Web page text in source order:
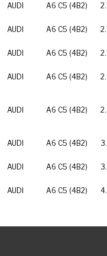
AUDI A6 C5 (4B2)
AUDI A6 C5 (4B2)
AUDI A6 C5 (4B2)
AUDI A6 C5 (4B2)
AUDI A6 C5 (4B2)
AUDI A6 C5 (4B2)
AUDI A6 C5 (4B2)
AUDI A6 C5 (4B2)